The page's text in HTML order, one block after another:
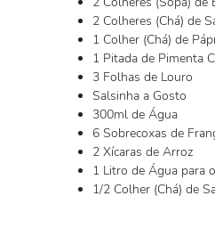
2 Colheres (Chá) de
1 Colher (Chá) de
1 Pitada de Pimenta
3 Folhas de Louro
Salsinha a Gosto
300ml de Água
6 Sobrecoxas de
2 Xícaras de Arroz
1 Litro de Água para
1/2 Colher (Chá) de